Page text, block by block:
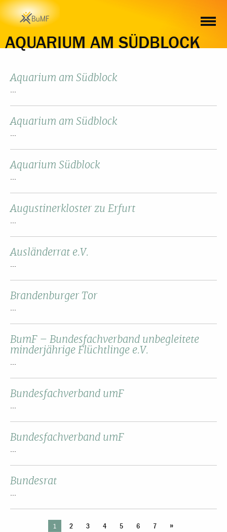
AQUARIUM AM SÜDBLOCK
Aquarium am Südblock
...
Aquarium am Südblock
...
Aquarium Südblock
...
Augustinerkloster zu Erfurt
...
Ausländerrat e.V.
...
Brandenburger Tor
...
BumF – Bundesfachverband unbegleitete
minderjährige Flüchtlinge e.V.
...
Bundesfachverband umF
...
Bundesfachverband umF
...
Bundesrat
...
1 2 3 4 5 6 7 »